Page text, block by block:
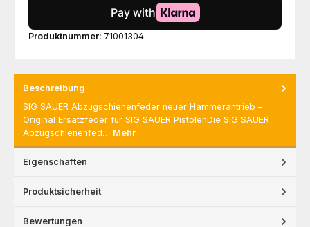
Produktnummer: 71001304
Beschreibung
SIG SAUER Abzugschienenfeder neuer Hammerantrieb –
Original Ersatzfeder für SIG SAUER PistolenDie SIG SAUER
Abzugschienenfed… Mehr
Eigenschaften
Produktsicherheit
Bewertungen